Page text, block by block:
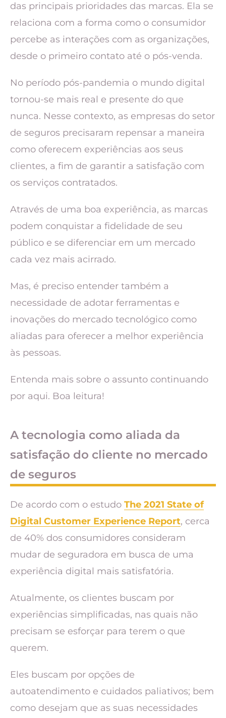
das principais prioridades das marcas. Ela se
relaciona com a forma como o consumidor
percebe as interações com as organizações,
desde o primeiro contato até o pós-venda.
No período pós-pandemia o mundo digital
tornou-se mais real e presente do que
nunca. Nesse contexto, as empresas do setor
de seguros precisaram repensar a maneira
como oferecem experiências aos seus
clientes, a fim de garantir a satisfação com
os serviços contratados.
Através de uma boa experiência, as marcas
podem conquistar a fidelidade de seu
público e se diferenciar em um mercado
cada vez mais acirrado.
Mas, é preciso entender também a
necessidade de adotar ferramentas e
inovações do mercado tecnológico como
aliadas para oferecer a melhor experiência
às pessoas.
Entenda mais sobre o assunto continuando
por aqui. Boa leitura!
A tecnologia como aliada da
satisfação do cliente no mercado
de seguros
De acordo com o estudo The 2021 State of
Digital Customer Experience Report, cerca
de 40% dos consumidores consideram
mudar de seguradora em busca de uma
experiência digital mais satisfatória.
Atualmente, os clientes buscam por
experiências simplificadas, nas quais não
precisam se esforçar para terem o que
querem.
Eles buscam por opções de
autoatendimento e cuidados paliativos; bem
como desejam que as suas necessidades